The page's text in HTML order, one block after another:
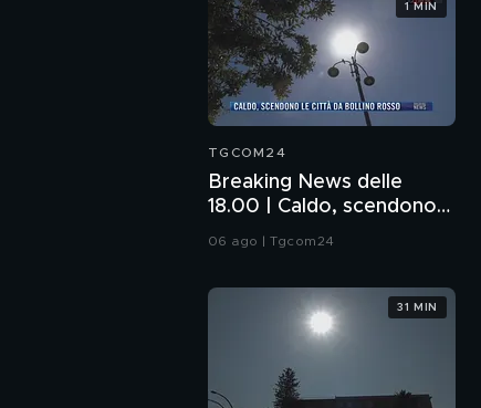
TGCOM24
Breaking News delle
18.00 | Caldo, scendono
le città da bollino rosso
06 ago | Tgcom24
1 MIN
31 MIN